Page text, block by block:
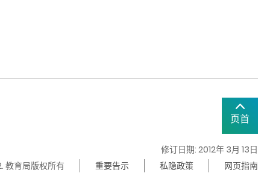
页首
修订日期: 2012年 3月 13日
教育局版权所有
重要告示 私隐政策 网页指南